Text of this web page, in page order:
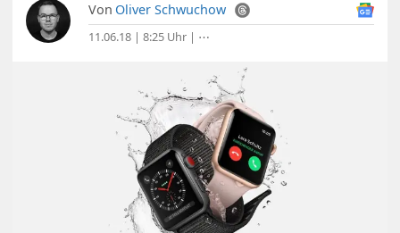
Von Oliver Schwuchow
11.06.18 | 8:25 Uhr | ⋯